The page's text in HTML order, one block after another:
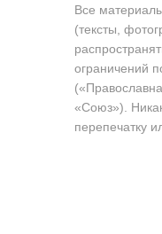
Все
(тексты,
ограничений
«Союз»).
перепечатку